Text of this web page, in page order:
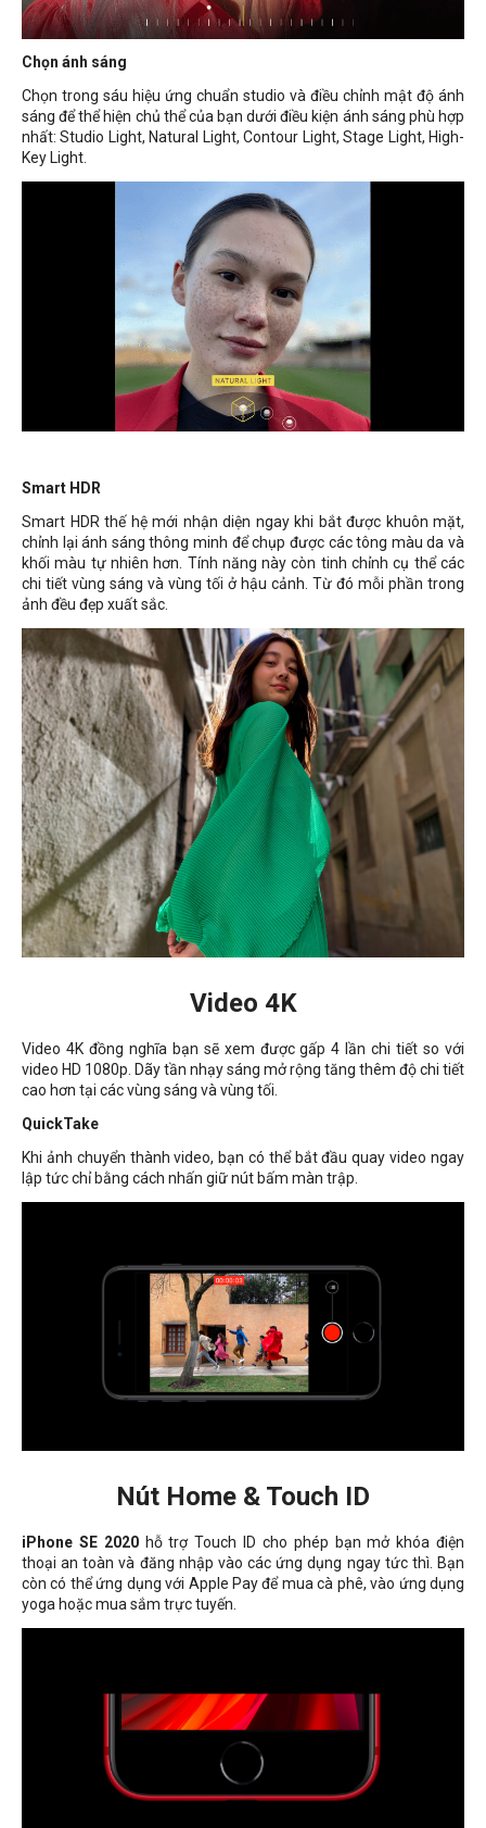
Chọn ánh sáng
Chọn trong sáu hiệu ứng chuẩn studio và điều chỉnh mật độ ánh
sáng để thể hiện chủ thể của bạn dưới điều kiện ánh sáng phù hợp
nhất: Studio Light, Natural Light, Contour Light, Stage Light, High-
Key Light.
Smart HDR
Smart HDR thế hệ mới nhận diện ngay khi bắt được khuôn mặt,
chỉnh lại ánh sáng thông minh để chụp được các tông màu da và
khối màu tự nhiên hơn. Tính năng này còn tinh chỉnh cụ thể các
chi tiết vùng sáng và vùng tối ở hậu cảnh. Từ đó mỗi phần trong
ảnh đều đẹp xuất sắc.
Video 4K
Video 4K đồng nghĩa bạn sẽ xem được gấp 4 lần chi tiết so với
video HD 1080p. Dãy tần nhạy sáng mở rộng tăng thêm độ chi tiết
cao hơn tại các vùng sáng và vùng tối.
QuickTake
Khi ảnh chuyển thành video, bạn có thể bắt đầu quay video ngay
lập tức chỉ bằng cách nhấn giữ nút bấm màn trập.
Nút Home & Touch ID
iPhone SE 2020hỗ trợ Touch ID cho phép bạn mở khóa điện
thoại an toàn và đăng nhập vào các ứng dụng ngay tức thì. Bạn
còn có thể ứng dụng với Apple Pay để mua cà phê, vào ứng dụng
yoga hoặc mua sắm trực tuyến.